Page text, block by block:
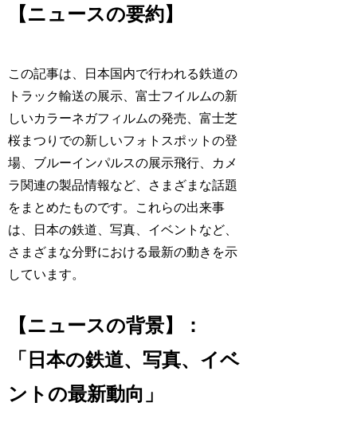
【ニュースの要約】
この記事は、日本国内で行われる鉄道の
トラック輸送の展示、富士フイルムの新
しいカラーネガフィルムの発売、富士芝
桜まつりでの新しいフォトスポットの登
場、ブルーインパルスの展示飛行、カメ
ラ関連の製品情報など、さまざまな話題
をまとめたものです。これらの出来事
は、日本の鉄道、写真、イベントなど、
さまざまな分野における最新の動きを示
しています。
【ニュースの背景】：
「日本の鉄道、写真、イベ
ントの最新動向」